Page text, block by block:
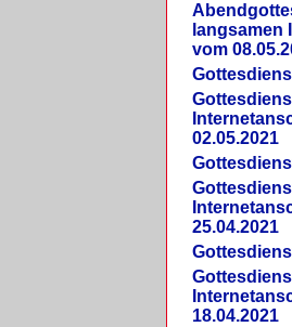
langsamen
vom
02.05.2021
25.04.2021
18.04.2021